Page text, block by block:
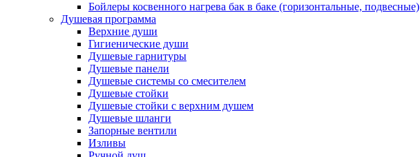
Бойлеры косвенного нагрева бак в баке (горизонтальные, подвесные)
Душевая программа
Верхние души
Гигиенические души
Душевые гарнитуры
Душевые панели
Душевые системы со смесителем
Душевые стойки
Душевые стойки с верхним душем
Душевые шланги
Запорные вентили
Изливы